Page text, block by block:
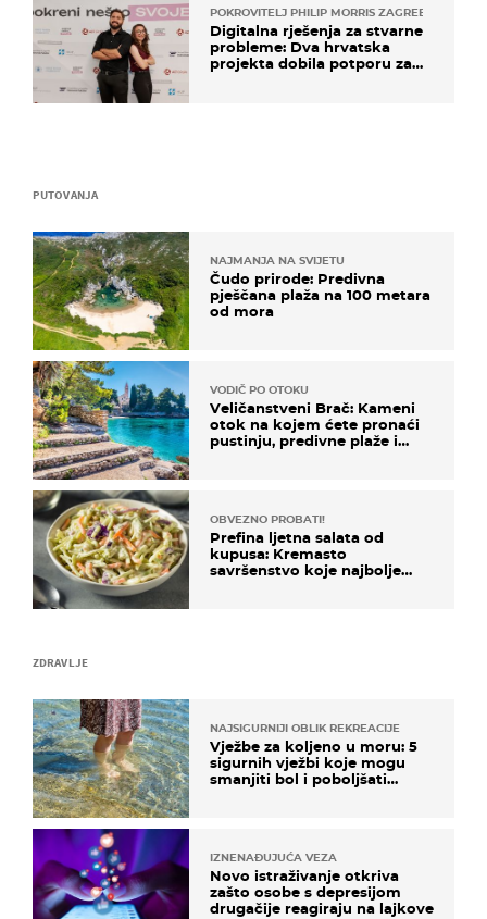
ZDRAVLJE
NAJSIGURNIJI OBLIK REKREACIJE
Vježbe za koljeno u moru: 5
sigurnih vježbi koje mogu
smanjiti bol i poboljšati
IZNENAĐUJUĆA VEZA
Novo istraživanje otkriva
zašto osobe s depresijom
drugačije reagiraju na lajkove
PUTOVANJA
NAJMANJA NA SVIJETU
Čudo prirode: Predivna
pješčana plaža na 100 metara
od mora
VODIČ PO OTOKU
Veličanstveni Brač: Kameni
otok na kojem ćete pronaći
pustinju, predivne plaže i
OBVEZNO PROBATI!
Prefina ljetna salata od
kupusa: Kremasto
savršenstvo koje najbolje
POKROVITELJ PHILIP MORRIS ZAGREB
Digitalna rješenja za stvarne
probleme: Dva hrvatska
projekta dobila potporu za